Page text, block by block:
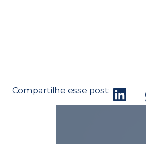
Compartilhe esse post: